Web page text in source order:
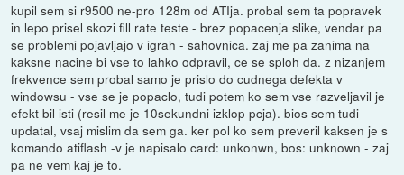
kupil sem si r9500 ne-pro 128m od ATIja. probal sem ta popravek
in lepo prisel skozi fill rate teste - brez popacenja slike, vendar pa
se problemi pojavljajo v igrah - sahovnica. zaj me pa zanima na
kaksne nacine bi vse to lahko odpravil, ce se sploh da. z nizanjem
frekvence sem probal samo je prislo do cudnega defekta v
windowsu - vse se je popaclo, tudi potem ko sem vse razveljavil je
efekt bil isti (resil me je 10sekundni izklop pcja). bios sem tudi
updatal, vsaj mislim da sem ga. ker pol ko sem preveril kaksen je s
komando atiflash -v je napisalo card: unkonwn, bos: unknown - zaj
pa ne vem kaj je to.